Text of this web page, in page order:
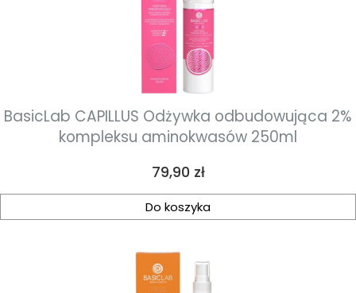
BasicLab CAPILLUS Odżywka odbudowująca 2%
kompleksu aminokwasów 250ml
Cena
79,90 zł
Do koszyka